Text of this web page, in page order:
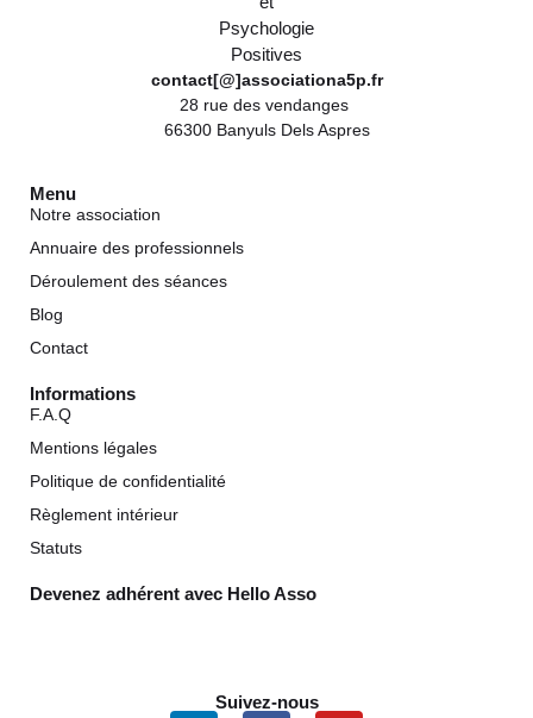
contact[@]associationa5p.fr
28 rue des vendanges
66300 Banyuls Dels Aspres
Menu
Notre association
Annuaire des professionnels
Déroulement des séances
Blog
Contact
Informations
F.A.Q
Mentions légales
Politique de confidentialité
Règlement intérieur
Statuts
Devenez adhérent avec Hello Asso
Suivez-nous